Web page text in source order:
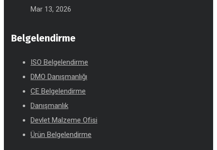
Mar 13, 2026
Belgelendirme
ISO Belgelendirme
DMO Danışmanlığı
CE Belgelendirme
Danışmanlık
Devlet Malzeme Ofisi
Ürün Belgelendirme